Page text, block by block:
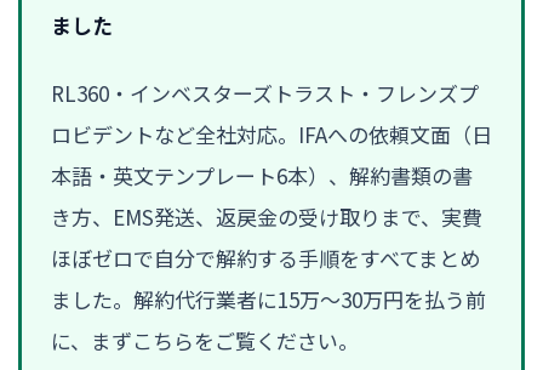
ました
RL360・インベスターズトラスト・フレンズプ
ロビデントなど全社対応。IFAへの依頼文面（日
本語・英文テンプレート6本）、解約書類の書
き方、EMS発送、返戻金の受け取りまで、実費
ほぼゼロで自分で解約する手順をすべてまとめ
ました。解約代行業者に15万〜30万円を払う前
に、まずこちらをご覧ください。